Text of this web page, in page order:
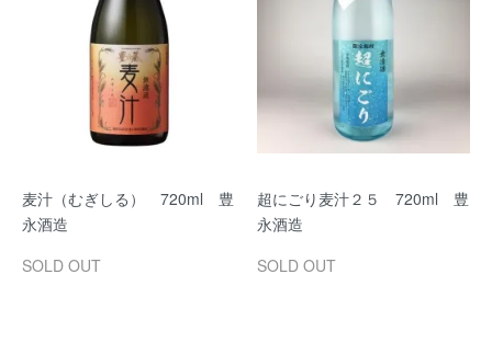
麦汁（むぎしる） 720ml 豊
永酒造
SOLD OUT
超にごり麦汁２５ 720ml 豊
永酒造
SOLD OUT